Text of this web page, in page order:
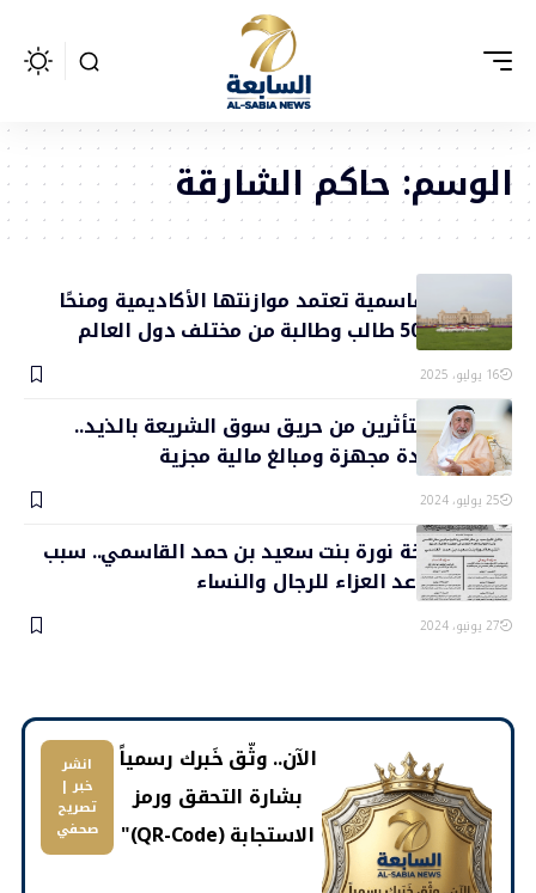
الوسم: حاكم الشارقة
الجامعة القاسمية تعتمد موازنتها الأكاديمية ومنحًا
دراسية لـ500 طالب وطالبة من مختلف دول العالم
16 يوليو، 2025
تعويض المتأثرين من حريق سوق الشريعة بالذيد..
محلات جديدة مجهزة ومبالغ مالية مجزية
25 يوليو، 2024
وفاة الشيخة نورة بنت سعيد بن حمد القاسمي.. سبب
الوفاة وموعد العزاء للرجال والنساء
27 يونيو، 2024
​الآن.. وثّق خَبرك رسمياً
بشارة التحقق ورمز
الاستجابة (QR-Code)"
انشر
خبر |
تصريح
صحفي